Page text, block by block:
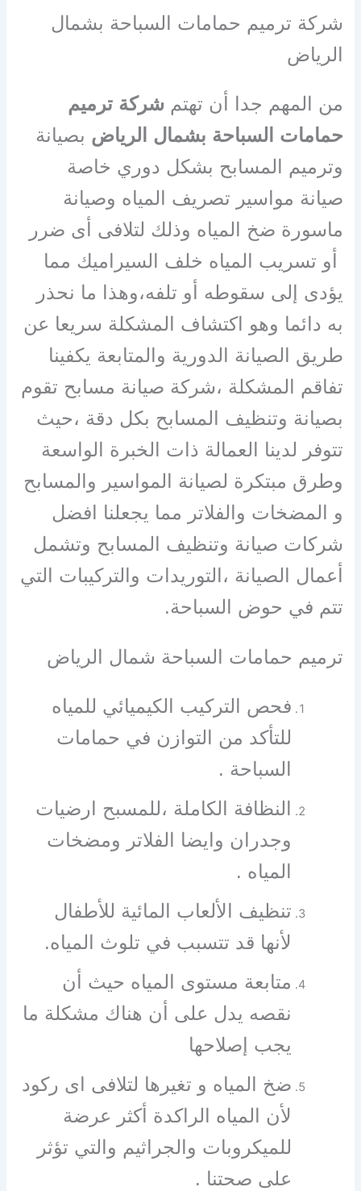
شركة ترميم حمامات السباحة بشمال
الرياض
من المهم جدا أن تهتم شركة ترميم
حمامات السباحة بشمال الرياض بصيانة
وترميم المسابح بشكل دوري خاصة
صيانة مواسير تصريف المياه وصيانة
ماسورة ضخ المياه وذلك لتلافى أى ضرر
أو تسريب المياه خلف السيراميك مما
يؤدى إلى سقوطه أو تلفه،وهذا ما نحذر
به دائما وهو اكتشاف المشكلة سريعا عن
طريق الصيانة الدورية والمتابعة يكفينا
تفاقم المشكلة ،شركة صيانة مسابح تقوم
بصيانة وتنظيف المسابح بكل دقة ،حيث
تتوفر لدينا العمالة ذات الخبرة الواسعة
وطرق مبتكرة لصيانة المواسير والمسابح
و المضخات والفلاتر مما يجعلنا افضل
شركات صيانة وتنظيف المسابح وتشمل
أعمال الصيانة ،التوريدات والتركيبات التي
تتم في حوض السباحة.
ترميم حمامات السباحة شمال الرياض
فحص التركيب الكيميائي للمياه
للتأكد من التوازن في حمامات
السباحة .
النظافة الكاملة ،للمسبح ارضيات
وجدران وايضا الفلاتر ومضخات
المياه .
تنظيف الألعاب المائية للأطفال
لأنها قد تتسبب في تلوث المياه.
متابعة مستوى المياه حيث أن
نقصه يدل على أن هناك مشكلة ما
يجب إصلاحها
ضخ المياه و تغيرها لتلافى اى ركود
لأن المياه الراكدة أكثر عرضة
للميكروبات والجراثيم والتي تؤثر
على صحتنا .